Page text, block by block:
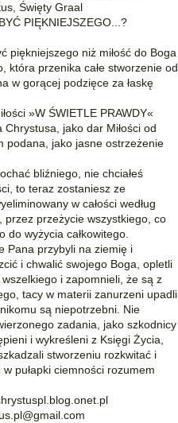
Święty Graal
PIĘKNIEJSZEGO...?
piękniejszego niż miłość do Boga
która przenika całe stworzenie od
w gorącej podzięce za łaskę
»W ŚWIETLE PRAWDY«
Chrystusa, jako dar Miłości od
podana, jako jasne ostrzeżenie
bliźniego, nie chciałeś
to teraz zostaniesz ze
w całości według
przez przeżycie wszystkiego, co
do wyżycia całkowitego.
Pana przybyli na ziemię i
i chwalić swojego Boga, opletli
wszelkiego i zapomnieli, że są z
tacy w materii zanurzeni upadli
są niepotrzebni. Nie
zadania, jako szkodnicy
i wykreśleni z Księgi Życia,
stworzeniu rozkwitać i
pułapki ciemności rozumem